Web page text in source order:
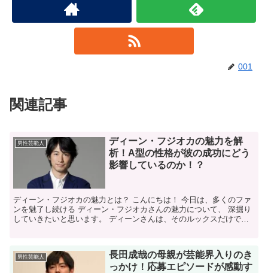
001
関連記事
男性芸能人
ディーン・フジオカの魅力を解
析！A型の性格が彼の成功にどう
影響しているのか！？
ディーン・フジオカの魅力とは？ こんにちは！ 今日は、多くのファ
ンを魅了し続ける ディーン・フジオカさんの魅力について、 深掘り
していきたいと思います。 ディーンさんは、そのルックスだけでな
男性芸能人
長田成哉の母親が芸能界入りのき
っかけ！応募エピソードが感動す